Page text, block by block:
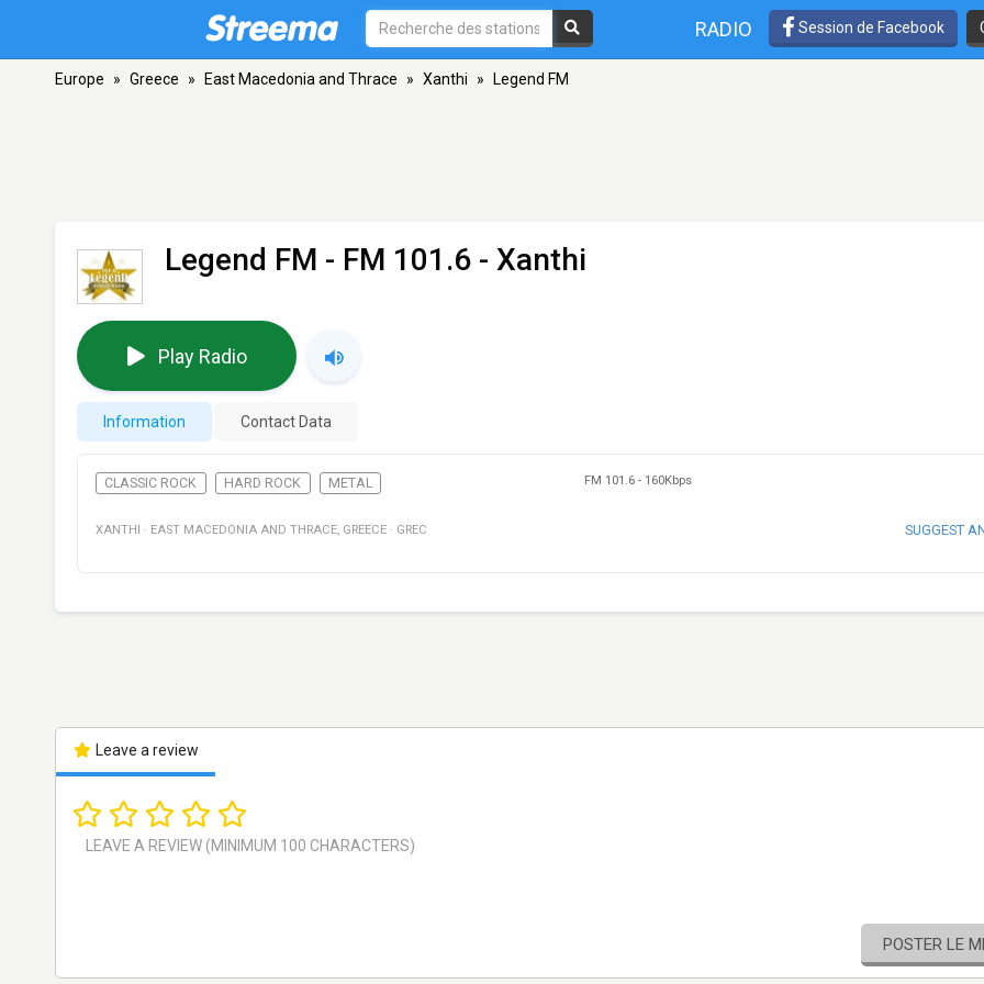
RADIO Session de Facebook
Europe » Greece » East Macedonia and Thrace » Xanthi » Legend FM
Legend FM - FM 101.6 - Xanthi
Play Radio
Information Contact Data
CLASSIC ROCK HARD ROCK METAL FM 101.6 - 160Kbps
XANTHI · EAST MACEDONIA AND THRACE, GREECE · GREC SUGGEST
Leave a review
POSTER LE